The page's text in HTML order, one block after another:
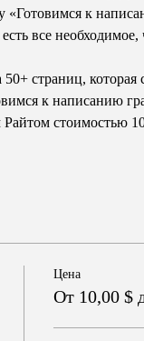
к
все
страниц,
к написанию
стоимостью
Цена
От 10,00 $